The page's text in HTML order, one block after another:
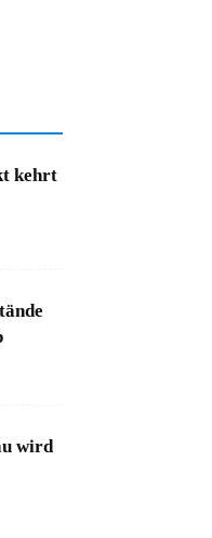
kehrt
wird